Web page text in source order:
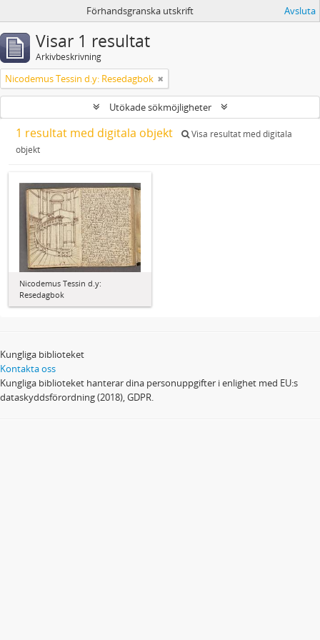
Förhandsgranska utskrift Avsluta
Visar 1 resultat
Arkivbeskrivning
Nicodemus Tessin d.y: Resedagbok
Utökade sökmöjligheter
1 resultat med digitala objekt
Visa resultat med digitala
objekt
Nicodemus Tessin d.y:
Resedagbok
Kungliga biblioteket
Kontakta oss
Kungliga biblioteket hanterar dina personuppgifter i enlighet med EU:s
dataskyddsförordning (2018), GDPR.